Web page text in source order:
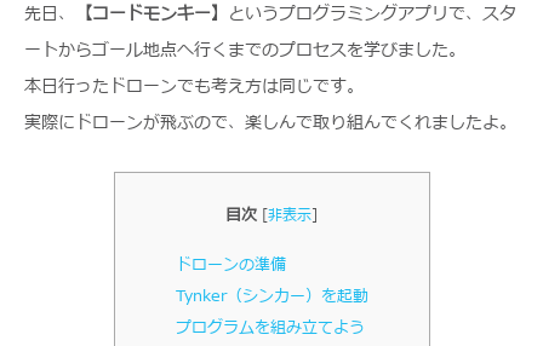
先日、 【コードモンキー】 というプログラミングアプリで、スタ
ートからゴール地点へ行くまでのプロセスを学びました。
本日行ったドローンでも考え方は同じです。
実際にドローンが飛ぶので、楽しんで取り組んでくれましたよ。
目次 [非表示]
ドローンの準備
Tynker（シンカー）を起動
プログラムを組み立てよう